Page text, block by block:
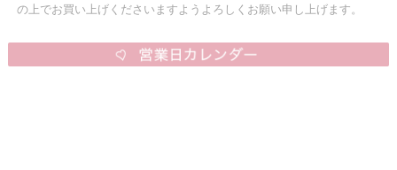
の上でお買い上げくださいますようよろしくお願い申し上げます。